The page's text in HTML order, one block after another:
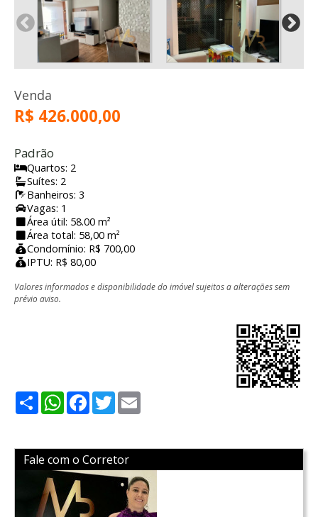
Venda
R$ 426.000,00
Padrão
Quartos: 2
Suítes: 2
Banheiros: 3
Vagas: 1
Área útil: 58.00 m²
Área total: 58,00 m²
Condomínio: R$ 700,00
IPTU: R$ 80,00
Valores informados e disponibilidade do imóvel sujeitos a alterações sem
prévio aviso.
ShareWhatsApp
Facebook
Twitter
Fale com o Corretor